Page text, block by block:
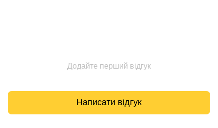
Додайте перший відгук
Написати відгук